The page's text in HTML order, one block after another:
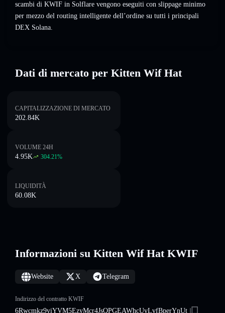
scambi di KWIF in Solflare vengono eseguiti con slippage minimo
per mezzo del routing intelligente dell’ordine su tutti i principali
DEX Solana.
Dati di mercato per Kitten Wif Hat
CAPITALIZZAZIONE DI MERCATO
202.84K
VOLUME 24H
4.95K 304.21%
LIQUIDITÀ
60.08K
Informazioni su Kitten Wif Hat KWIF
Website X Telegram
Indirizzo del contratto KWIF
6Rwcmkz9yiYVM5EzyMcr4JsQPGEAWhcUvLvfBperYnUt